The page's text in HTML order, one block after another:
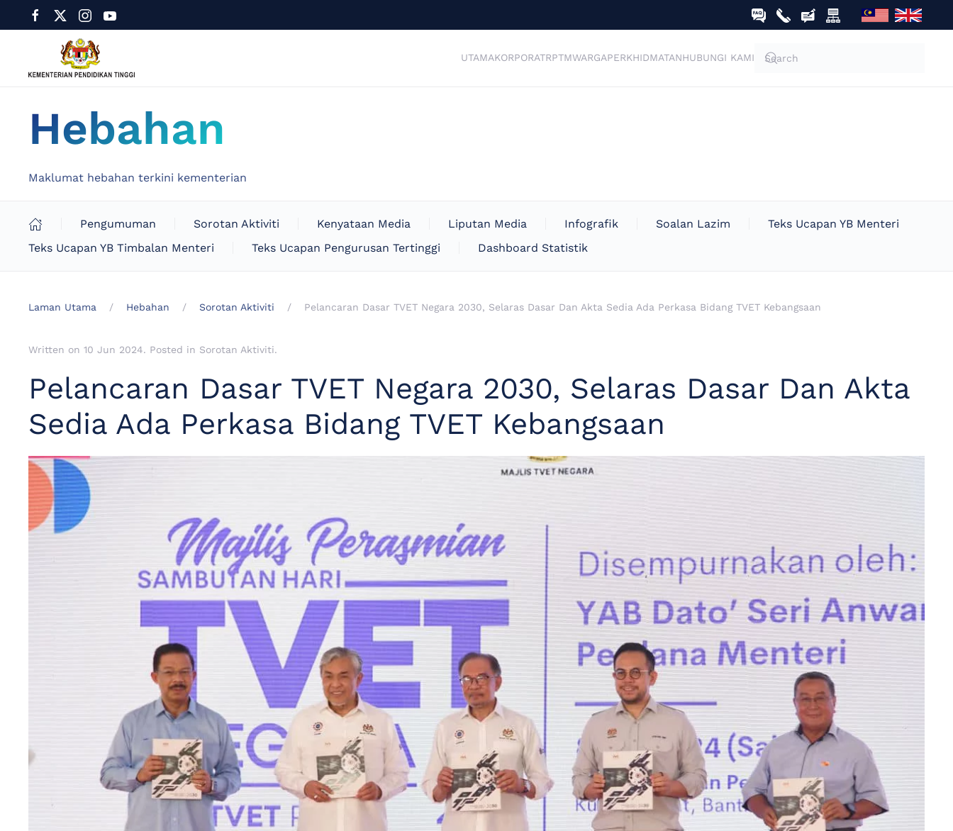
UTAMAKORPORATRPTMWARGAPERKHIDMATANHUBUNGI KAMI
Hebahan
Maklumat hebahan terkini kementerian
Pengumuman Sorotan Aktiviti Kenyataan Media Liputan Media Infografik Soalan Lazim
Teks Ucapan YB Menteri
Teks Ucapan YB Timbalan Menteri
Teks Ucapan Pengurusan Tertinggi Dashboard Statistik
Laman Utama Hebahan Sorotan Aktiviti Pelancaran Dasar TVET Negara 2030, Selaras Dasar Dan Akta Sedia Ada Perkasa Bidang TVET Kebangsaan
Written on 10 Jun 2024. Posted in Sorotan Aktiviti.
Pelancaran Dasar TVET Negara 2030, Selaras Dasar Dan Akta
Sedia Ada Perkasa Bidang TVET Kebangsaan